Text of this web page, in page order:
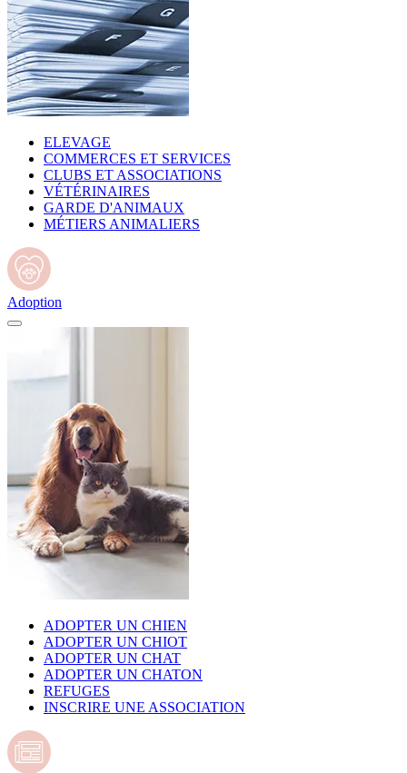
ELEVAGE
COMMERCES ET SERVICES
CLUBS ET ASSOCIATIONS
VÉTÉRINAIRES
GARDE D'ANIMAUX
MÉTIERS ANIMALIERS
Adoption
ADOPTER UN CHIEN
ADOPTER UN CHIOT
ADOPTER UN CHAT
ADOPTER UN CHATON
REFUGES
INSCRIRE UNE ASSOCIATION